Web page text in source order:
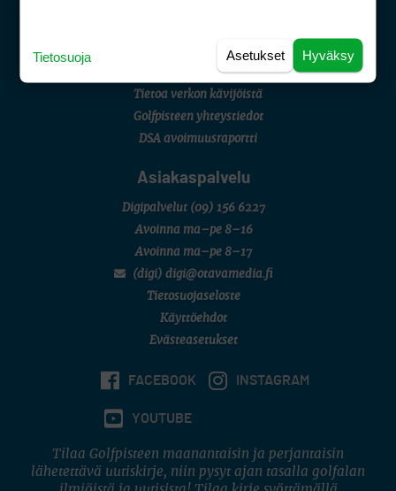
Golfpiste mediakortti
Mediahinnasto
Tietoa verkon kävijöistä
Golfpisteen yhteystiedot
DSA avoimuusraportti
Asiakaspalvelu
Digipalvelut (09) 156 6227
Avoinna ma–pe 8–16
Avoinna ma–pe 8–17
(digi) digi@otavamedia.fi
Tietosuojaseloste
Käyttöehdot
Evästeasetukset
FACEBOOK INSTAGRAM
YOUTUBE
Tilaa Golfpisteen maanantaisin ja perjantaisin
lähetettävä uutiskirje, niin pysyt ajan tasalla golfalan
Hyväksy
Asetukset
Tietosuoja